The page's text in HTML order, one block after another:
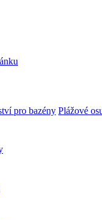
pro bazény Plážové